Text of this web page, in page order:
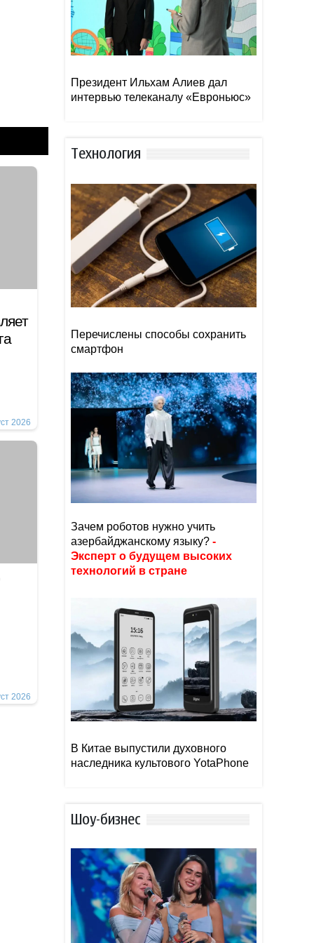
2026
2026
Президент Ильхам Алиев дал
интервью телеканалу «Евроньюс»
Тexнoлoгия
Перечислены способы сохранить
смартфон
Зачем роботов нужно учить
азербайджанскому языку? -
Эксперт о будущем высоких
технологий в стране
В Китае выпустили духовного
наследника культового YotaPhone
Шоу-бизнес